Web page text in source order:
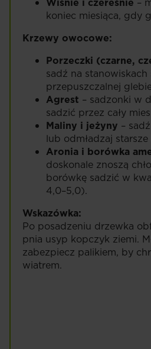
koniec miesiąca, gdy
Krzewy owocowe:
Porzeczki (czarne,
sadź na stanowiskach
przepuszczalnej
Agrest – sadzonki w
sadzić przez cały
Maliny i jeżyny –
lub odmładzaj starsze
Aronia i borówka
doskonale znoszą
borówkę sadzić w
4,0–5,0).
Wskazówka:
Po posadzeniu drzewka
pnia usyp kopczyk ziemi.
zabezpiecz palikiem, by
wiatrem.